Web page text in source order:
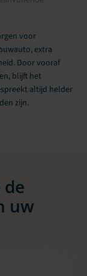
voor
extra
Door vooraf
blijft het
altijd helder
zijn.
uw